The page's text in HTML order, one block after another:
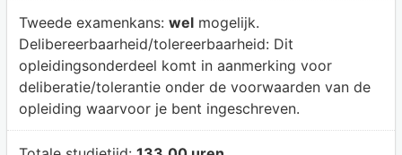
Tweede examenkans: welmogelijk.
Delibereerbaarheid/tolereerbaarheid: Dit
opleidingsonderdeel komt in aanmerking voor
deliberatie/tolerantie onder de voorwaarden van de
opleiding waarvoor je bent ingeschreven.